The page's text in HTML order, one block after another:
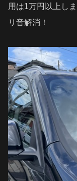
用は1万円以上し
リ音解消！